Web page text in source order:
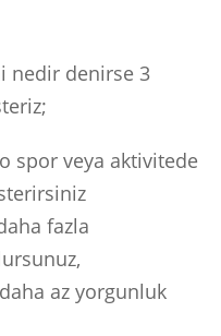
nedir denirse 3
spor veya aktivitede
fazla
az yorgunluk